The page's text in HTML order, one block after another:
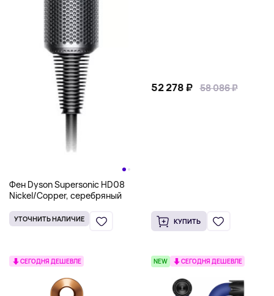
Фен Dyson Supersonic HD08
Nickel/Copper, серебряный
УТОЧНИТЬ НАЛИЧИЕ
58 086 ₽
52 278 ₽ 58 086 ₽
КУПИТЬ
СЕГОДНЯ ДЕШЕВЛЕ NEW СЕГОДНЯ ДЕШЕВЛЕ